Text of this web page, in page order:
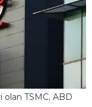
TSMC, ABD